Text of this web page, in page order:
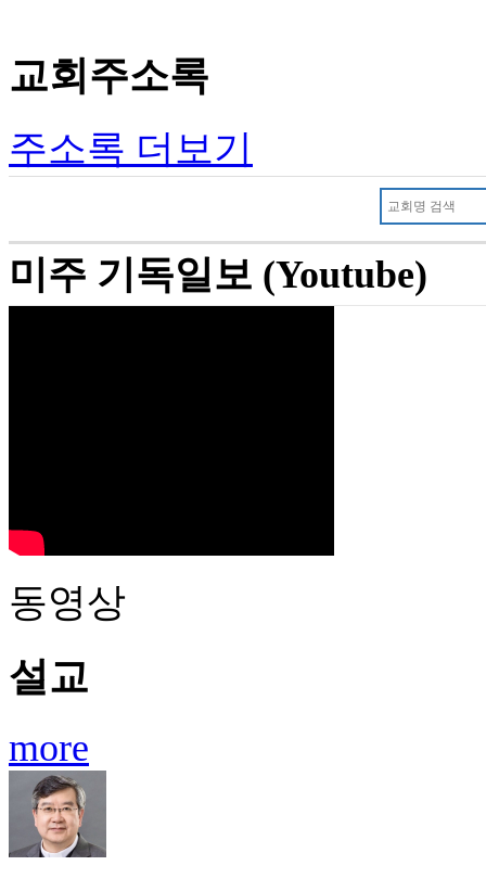
교회주소록
주소록 더보기
미주 기독일보 (Youtube)
동영상
설교
more